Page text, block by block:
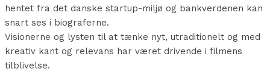
hentet fra det danske startup-miljø og bankverdenen kan
snart ses i biograferne.
Visionerne og lysten til at tænke nyt, utraditionelt og med
kreativ kant og relevans har været drivende i filmens
tilblivelse.